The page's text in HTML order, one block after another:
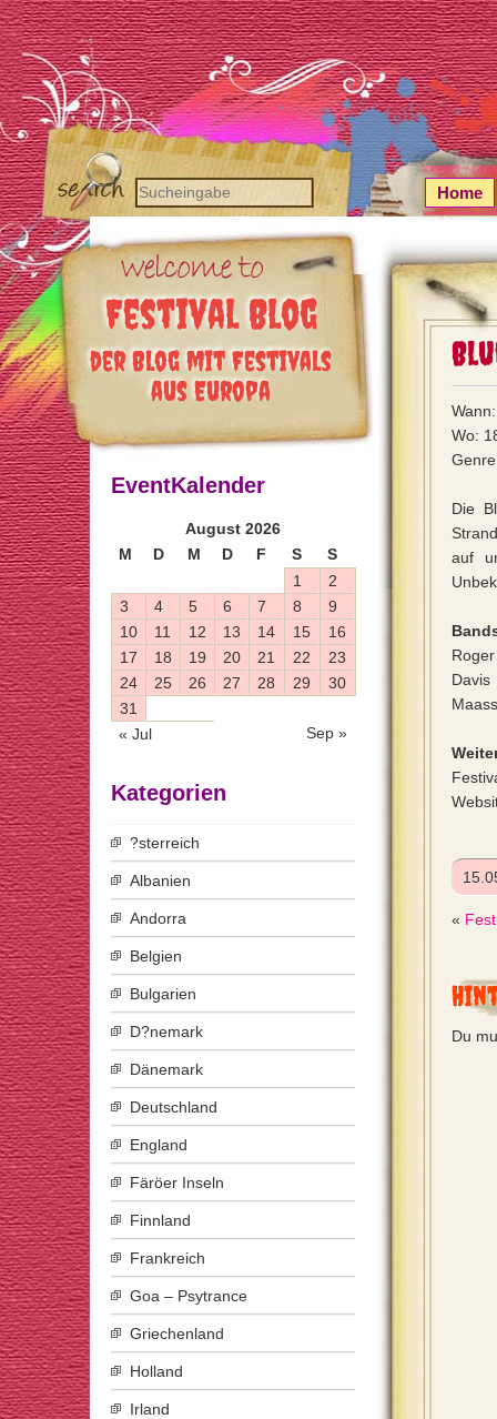
Festival Blog
der Blog mit Festivals
aus Europa
Home
Wo:
Die
auf
Maass
«
Du
EventKalender
August 2026
M
D M D F S S
« Jul Sep »
1
2
3
4 5 6 7 8
9
10
11 12 13 14 15
16
17
18 19 20 21 22
23
24
25 26 27 28 29
30
31
Kategorien
?sterreich
Albanien
Andorra
Belgien
Bulgarien
D?nemark
Dänemark
Deutschland
England
Färöer Inseln
Finnland
Frankreich
Goa – Psytrance
Griechenland
Holland
Irland